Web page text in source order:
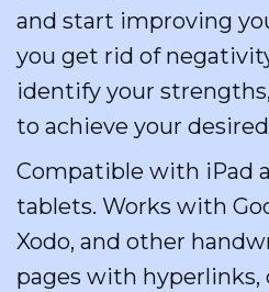
and start improving
you get rid of
identify your
to achieve your
Compatible with iPad
tablets. Works with
Xodo, and other
pages with hyperlinks,